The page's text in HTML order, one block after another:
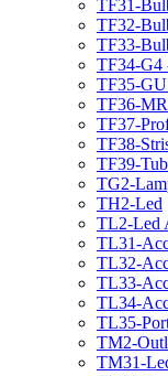
TF31-
TF32-
TF33-
TF34-G4
TF35-
TF36-
TF37-
TF38-
TF39-
TG2-
TH2-Led
TL2-Led
TL31-
TL32-
TL33-
TL34-
TL35-
TM2-
TM31-